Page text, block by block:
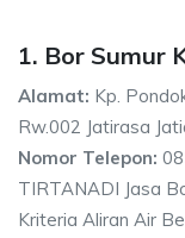
1. Bor Sumur
Alamat: Kp.
Rw.002 Jatirasa
Nomor Telepon:
TIRTANADI Jasa
Kriteria Aliran Air